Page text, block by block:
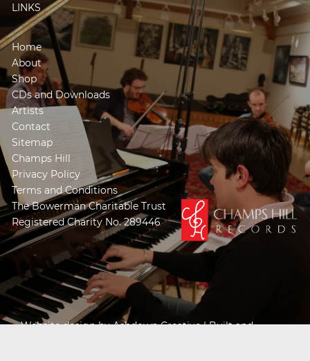
LINKS
Home
About
Shop
CDs and Downloads
Artists
Contact
Sitemap
Champs Hill
Privacy Policy
Terms and Conditions
The Bowerman Charitable Trust
Registered Charity No. 289446
Website design byAshdown Creative| Built and